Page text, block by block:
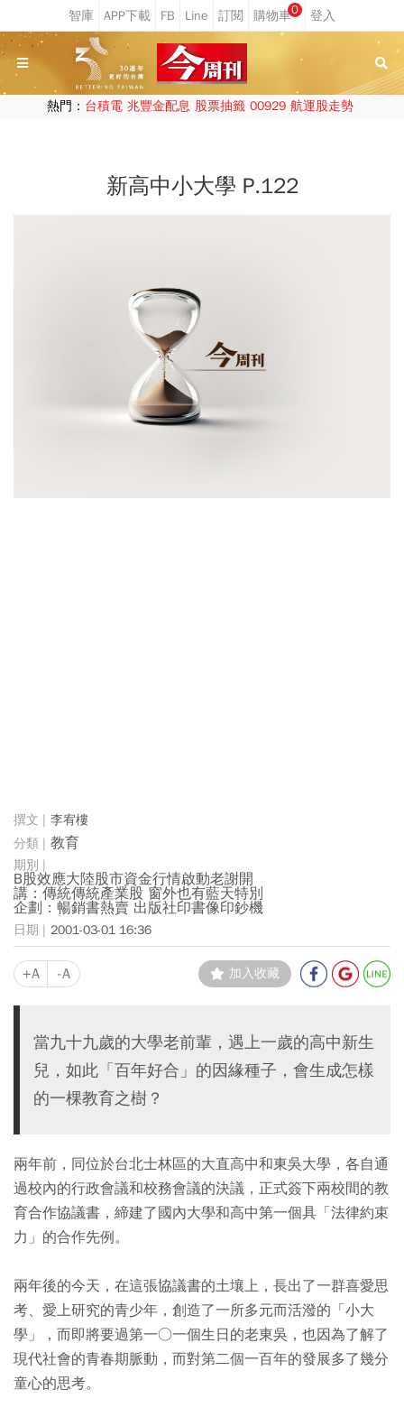
0
熱門： 台積電 兆豐金配息 股票抽籤 00929 航運股走勢
新高中小大學 P.122
李宥樓
教育
B股效應大陸股市資金行情啟動老謝開
講：傳統傳統產業股 窗外也有藍天特別
企劃：暢銷書熱賣 出版社印書像印鈔機
2001-03-01 16:36
+A -A 加入收藏
當九十九歲的大學老前輩，遇上一歲的高中新生
兒，如此「百年好合」的因緣種子，會生成怎樣
的一棵教育之樹？
兩年前，同位於台北士林區的大直高中和東吳大學，各自通
過校內的行政會議和校務會議的決議，正式簽下兩校間的教
育合作協議書，締建了國內大學和高中第一個具「法律約束
力」的合作先例。
兩年後的今天，在這張協議書的土壤上，長出了一群喜愛思
考、愛上研究的青少年，創造了一所多元而活潑的「小大
學」，而即將要過第一○一個生日的老東吳，也因為了解了
現代社會的青春期脈動，而對第二個一百年的發展多了幾分
童心的思考。